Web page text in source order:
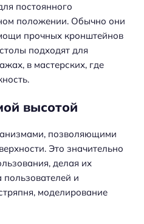
постоянного
положении. Обычно они
прочных кронштейнов
подходят для
в мастерских, где
высотой
позволяющими
Это значительно
делая их
и
моделирование